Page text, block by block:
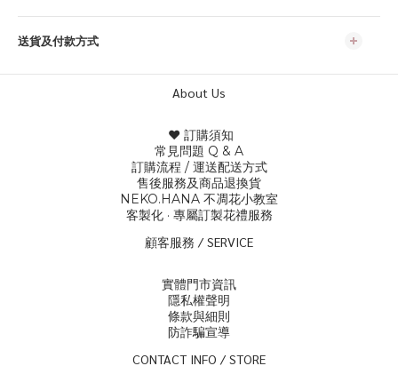
送貨及付款方式
About Us
♥ 訂購須知
常見問題 Q & A
訂購流程 / 運送配送方式
售後服務及商品退換貨
NEKO.HANA 不凋花小教室
客製化 · 專屬訂製花禮服務
顧客服務 / SERVICE
實體門市資訊
隱私權聲明
條款與細則
防詐騙宣導
CONTACT INFO / STORE